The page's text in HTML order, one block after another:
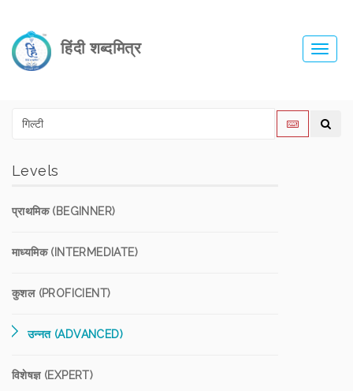
हिंदी शब्दमित्र
Levels
प्राथमिक (BEGINNER)
माध्यमिक (INTERMEDIATE)
कुशल (PROFICIENT)
उन्नत (ADVANCED)
विशेषज्ञ (EXPERT)